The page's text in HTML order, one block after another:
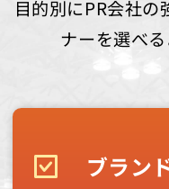
目的別にPR会社
ナーを選べる
ブラン